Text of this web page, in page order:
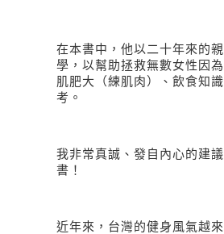
在本書中，他以二十年來的
學，以幫助拯救無數女性因
肌肥大（練肌肉）、飲食知
考。
我非常真誠、發自內心的建
書！
近年來，台灣的健身風氣越